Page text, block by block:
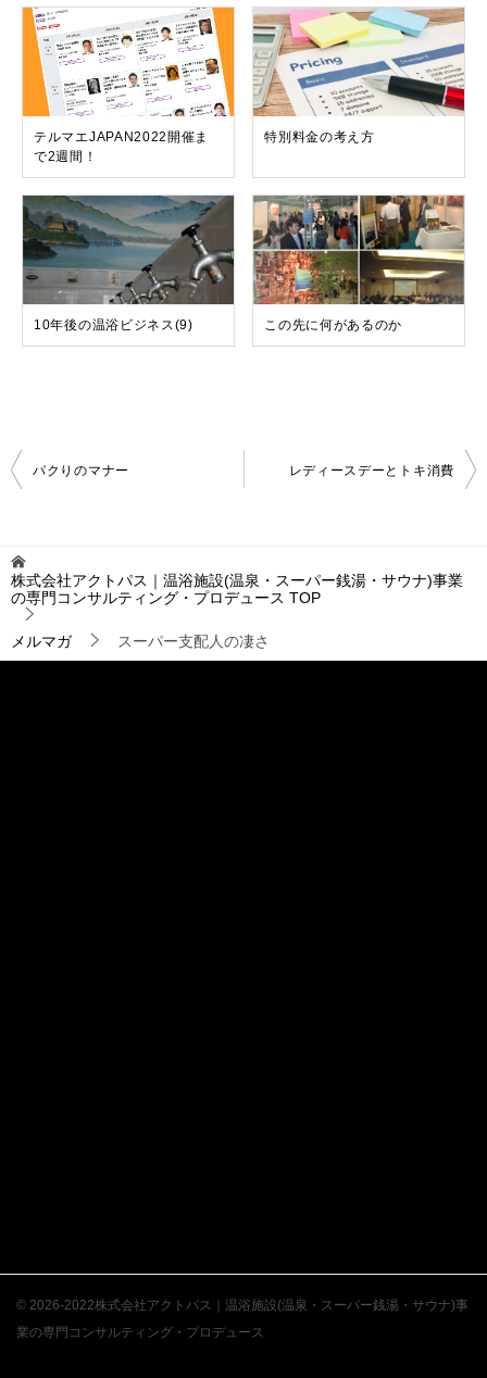
テルマエJAPAN2022開催ま
で2週間！
特別料金の考え方
10年後の温浴ビジネス(9) この先に何があるのか
投
稿
ゲ
ー
シ
ョ
ン
パクりのマナー レディースデーとトキ消費
株式会社アクトパス｜温浴施設(温泉・スーパー銭湯・サウナ)事業
の専門コンサルティング・プロデュース TOP
メルマガ スーパー支配人の凄さ
© 2026-2022株式会社アクトパス｜温浴施設(温泉・スーパー銭湯・サウナ)事
業の専門コンサルティング・プロデュース